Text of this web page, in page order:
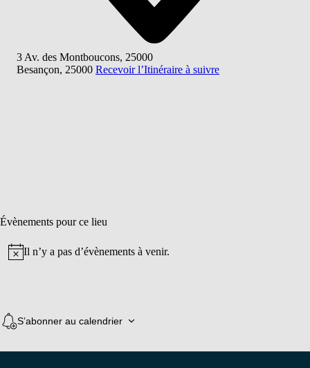
3 Av. des Montboucons, 25000
Besançon, 25000 Recevoir l’Itinéraire à suivre
Évènements pour ce lieu
NoticeIl n’y a pas d’évènements à venir.
S’abonner au calendrier